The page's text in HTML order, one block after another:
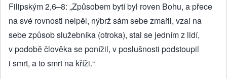
Filipským 2,6–8: „Způsobem bytí byl roven Bohu, a přece
na své rovnosti nelpěl, nýbrž sám sebe zmařil, vzal na
sebe způsob služebníka (otroka), stal se jedním z lidí,
v podobě člověka se ponížil, v poslušnosti podstoupil
i smrt, a to smrt na kříži.“